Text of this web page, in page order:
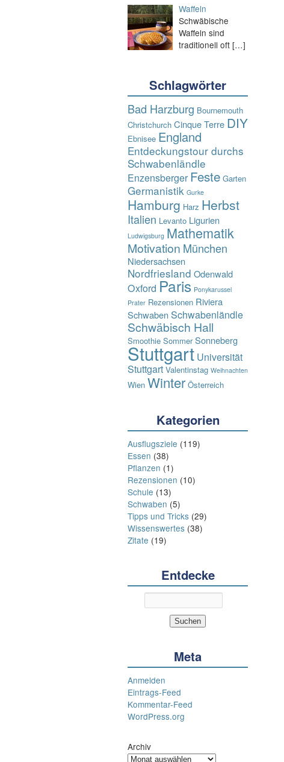
Waffeln
Schwäbische
Waffeln sind
traditionell oft[…]
Schlagwörter
Bad Harzburg Bournemouth
Christchurch Cinque Terre DIY
Ebnisee England
Entdeckungstour durchs
Schwabenländle
Enzensberger Feste Garten
Germanistik Gurke
Hamburg Harz Herbst
Italien Levanto Ligurien
Ludwigsburg Mathematik
Motivation München
Niedersachsen
Nordfriesland Odenwald
Oxford Paris Ponykarussel
Prater Rezensionen Riviera
SchwabenSchwabenländle
Schwäbisch Hall
Smoothie Sommer Sonneberg
Stuttgart Universität
Stuttgart Valentinstag Weihnachten
Wien Winter Österreich
Kategorien
Ausflugsziele (119)
Essen (38)
Pflanzen (1)
Rezensionen (10)
Schule (13)
Schwaben (5)
Tipps und Tricks (29)
Wissenswertes (38)
Zitate (19)
Entdecke
Meta
Anmelden
Eintrags-Feed
Kommentar-Feed
WordPress.org
Archiv